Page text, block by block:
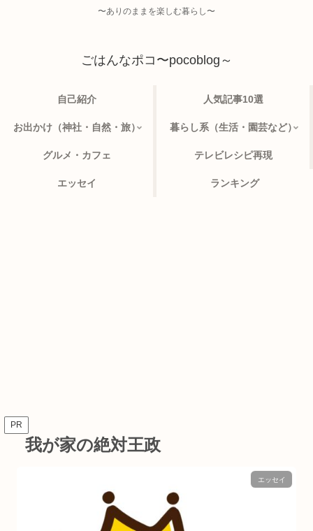
〜ありのままを楽しむ暮らし〜
ごはんなポコ〜pocoblog～
自己紹介 人気記事10選
お出かけ（神社・自然・旅） 暮らし系（生活・園芸など）
グルメ・カフェ テレビレシピ再現
エッセイ ランキング
PR
我が家の絶対王政
エッセイ